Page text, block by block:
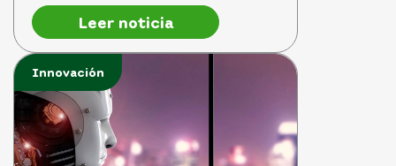
Leer noticia
Innovación